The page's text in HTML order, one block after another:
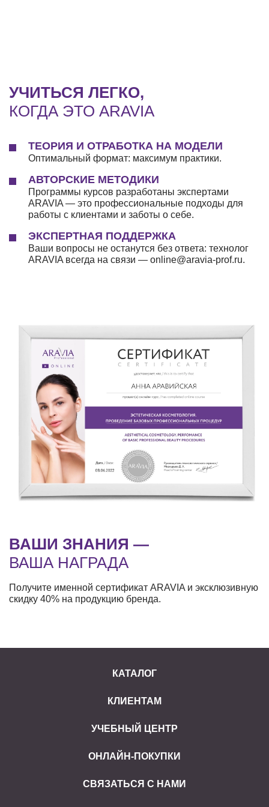
УЧИТЬСЯ ЛЕГКО,
КОГДА ЭТО ARAVIA
ТЕОРИЯ И ОТРАБОТКА НА МОДЕЛИ
Оптимальный формат: максимум практики.
АВТОРСКИЕ МЕТОДИКИ
Программы курсов разработаны экспертами
ARAVIA — это профессиональные подходы для
работы с клиентами и заботы о себе.
ЭКСПЕРТНАЯ ПОДДЕРЖКА
Ваши вопросы не останутся без ответа: технолог
ARAVIA всегда на связи — online@aravia-prof.ru.
ВАШИ ЗНАНИЯ —
ВАША НАГРАДА
Получите именной сертификат ARAVIA и эксклюзивную
скидку 40% на продукцию бренда.
КАТАЛОГ
КЛИЕНТАМ
УЧЕБНЫЙ ЦЕНТР
ОНЛАЙН-ПОКУПКИ
СВЯЗАТЬСЯ С НАМИ